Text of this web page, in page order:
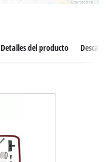
Detalles del producto